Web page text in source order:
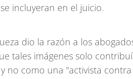
incluyeran en el juicio.
dio la razón a los
tales imágenes solo
no como una "activista